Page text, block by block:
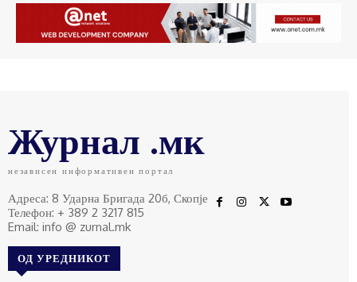
Журнал .мк
независен информативен портал
Адреса: 8 Ударна Бригада 20б, Скопје
Телефон: + 389 2 3217 815
Email: info @ zurnal.mk
ОД УРЕДНИКОТ